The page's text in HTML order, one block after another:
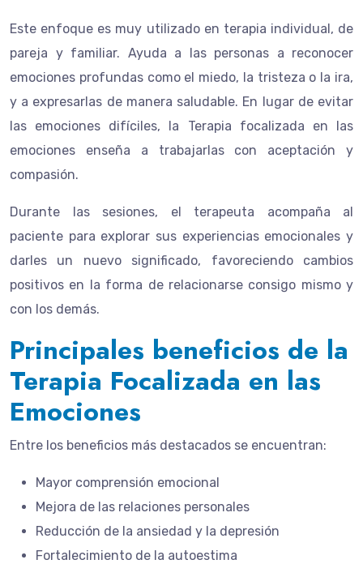
Este enfoque es muy utilizado en terapia individual, de
pareja y familiar. Ayuda a las personas a reconocer
emociones profundas como el miedo, la tristeza o la ira,
y a expresarlas de manera saludable. En lugar de evitar
las emociones difíciles, la Terapia focalizada en las
emociones enseña a trabajarlas con aceptación y
compasión.
Durante las sesiones, el terapeuta acompaña al
paciente para explorar sus experiencias emocionales y
darles un nuevo significado, favoreciendo cambios
positivos en la forma de relacionarse consigo mismo y
con los demás.
Principales beneficios de la
Terapia Focalizada en las
Emociones
Entre los beneficios más destacados se encuentran:
Mayor comprensión emocional
Mejora de las relaciones personales
Reducción de la ansiedad y la depresión
Fortalecimiento de la autoestima